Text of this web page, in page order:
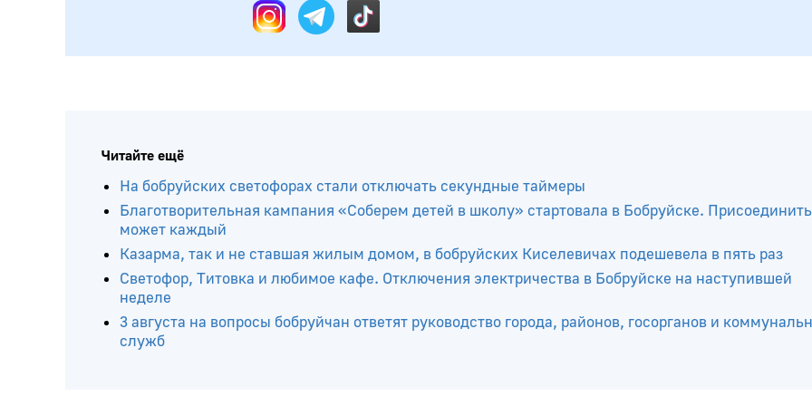
Подписывайтесь на нас в:
Читайте ещё
На бобруйских светофорах стали отключать секундные таймеры
Благотворительная кампания «Соберем детей в школу» стартовала в Бобруйске.
может каждый
Казарма, так и не ставшая жилым домом, в бобруйских Киселевичах подешевела в пять раз
Светофор, Титовка и любимое кафе. Отключения электричества в Бобруйске на наступившей